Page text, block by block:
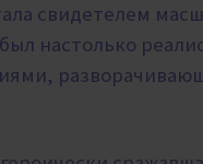
свидетелем
настолько